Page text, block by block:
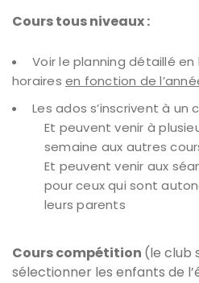
Cours tous niveaux :
Voir le planning détaillé
horairesen fonction de
Les ados s’inscrivent à un
Et peuvent venir à
semaine aux autres
Et peuvent venir aux
pour ceux qui sont
leurs parents
Cours compétition (le club
sélectionner les enfants de